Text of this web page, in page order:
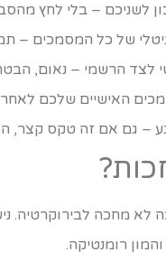
לשניכם – בלי לחץ
של כל המסמכים –
לצד הרשמי – נאום,
האישיים שלכם לאחר
– גם אם זה טקס קצר,
לא מחכה לבירוקרטיה.
רומנטיקה.